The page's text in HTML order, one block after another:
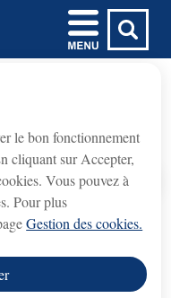
le bon fonctionnement
cliquant sur Accepter,
Vous pouvez à
Pour plus
Gestion des cookies.
Consulter le
plan du site
𝗱𝘂
𝗴𝗮𝗴𝗲)
sur gage)
31 août 2026
2026, aux
Menu principal
Menu
collective,
les changements
etc.